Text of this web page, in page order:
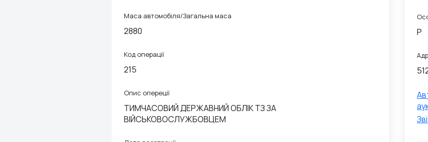
Маса автомобіля/Загальна маса
2880
Код операції
215
Опис опереції
ТИМЧАСОВИЙ ДЕРЖАВНИЙ ОБЛІК ТЗ ЗА
ВІЙСЬКОВОСЛУЖБОВЦЕМ
P